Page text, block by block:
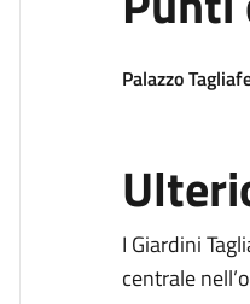
Palazzo
I Giardini
centrale